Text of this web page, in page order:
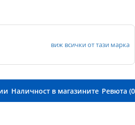
виж всички от тази марка
Наличност в магазините Ревюта